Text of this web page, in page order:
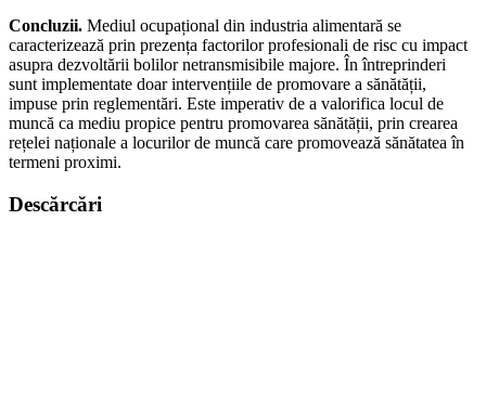
Concluzii. Mediul ocupațional din industria alimentară se
caracterizează prin prezența factorilor profesionali de risc cu impact
asupra dezvoltării bolilor netransmisibile majore. În întreprinderi
sunt implementate doar intervențiile de promovare a sănătății,
impuse prin reglementări. Este imperativ de a valorifica locul de
muncă ca mediu propice pentru promovarea sănătății, prin crearea
rețelei naționale a locurilor de muncă care promovează sănătatea în
termeni proximi.
Descărcări